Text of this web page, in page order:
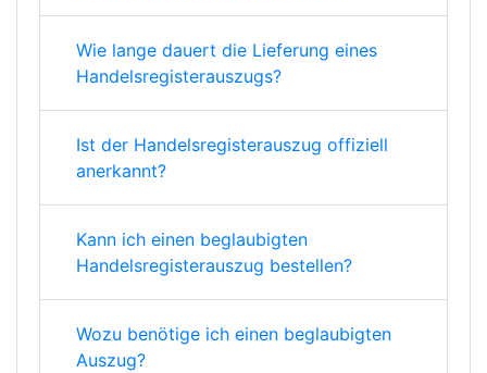
Wie lange dauert die Lieferung eines
Handelsregisterauszugs?
Ist der Handelsregisterauszug offiziell
anerkannt?
Kann ich einen beglaubigten
Handelsregisterauszug bestellen?
Wozu benötige ich einen beglaubigten
Auszug?